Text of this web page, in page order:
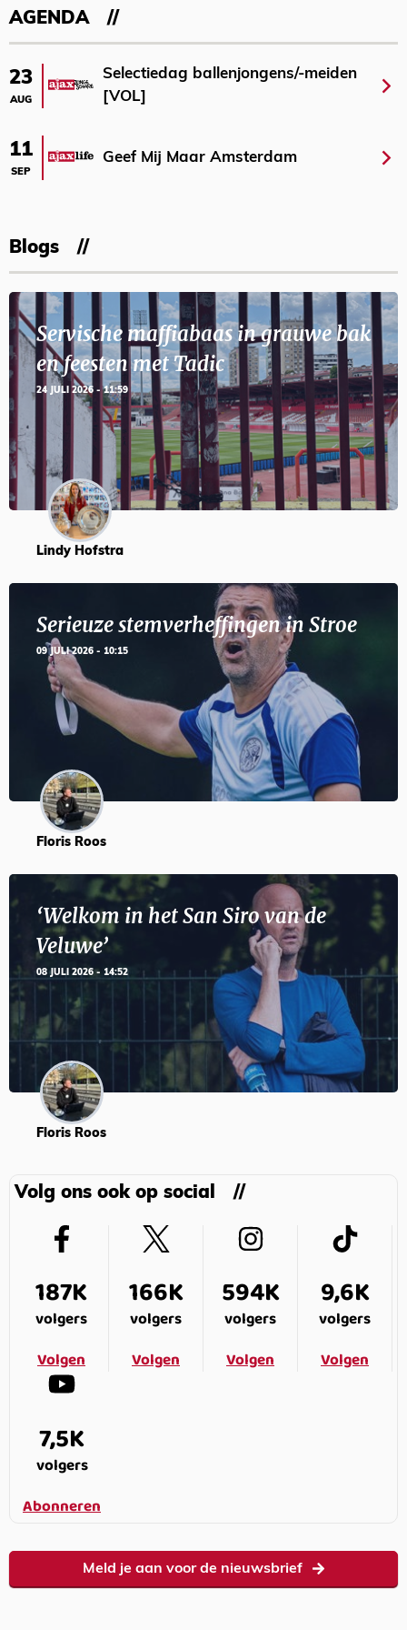
AGENDA
23
AUG
Selectiedag ballenjongens/-meiden
[VOL]
11
SEP
Geef Mij Maar Amsterdam
Blogs
Servische maffiabaas in grauwe bak
en feesten met Tadic
24 JULI 2026 - 11:59
Lindy Hofstra
Serieuze stemverheffingen in Stroe
09 JULI 2026 - 10:15
Floris Roos
‘Welkom in het San Siro van de
Veluwe’
08 JULI 2026 - 14:52
Floris Roos
Volg ons ook op social
187K
volgers
Volgen
166K
volgers
Volgen
594K
volgers
Volgen
9,6K
volgers
Volgen
7,5K
volgers
Abonneren
Meld je aan voor de nieuwsbrief